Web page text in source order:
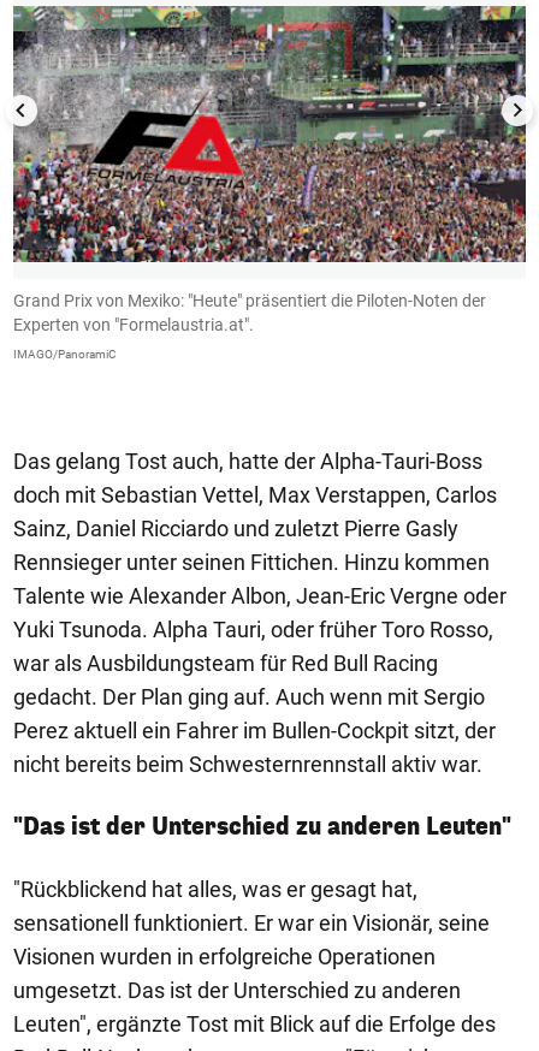
Grand Prix von Mexiko: "Heute" präsentiert die Piloten-Noten der
Experten von "Formelaustria.at".
IMAGO/PanoramiC
Das gelang Tost auch, hatte der Alpha-Tauri-Boss
doch mit Sebastian Vettel, Max Verstappen, Carlos
Sainz, Daniel Ricciardo und zuletzt Pierre Gasly
Rennsieger unter seinen Fittichen. Hinzu kommen
Talente wie Alexander Albon, Jean-Eric Vergne oder
Yuki Tsunoda. Alpha Tauri, oder früher Toro Rosso,
war als Ausbildungsteam für Red Bull Racing
gedacht. Der Plan ging auf. Auch wenn mit Sergio
Perez aktuell ein Fahrer im Bullen-Cockpit sitzt, der
nicht bereits beim Schwesternrennstall aktiv war.
"Das ist der Unterschied zu anderen Leuten"
"Rückblickend hat alles, was er gesagt hat,
sensationell funktioniert. Er war ein Visionär, seine
Visionen wurden in erfolgreiche Operationen
umgesetzt. Das ist der Unterschied zu anderen
Leuten", ergänzte Tost mit Blick auf die Erfolge des